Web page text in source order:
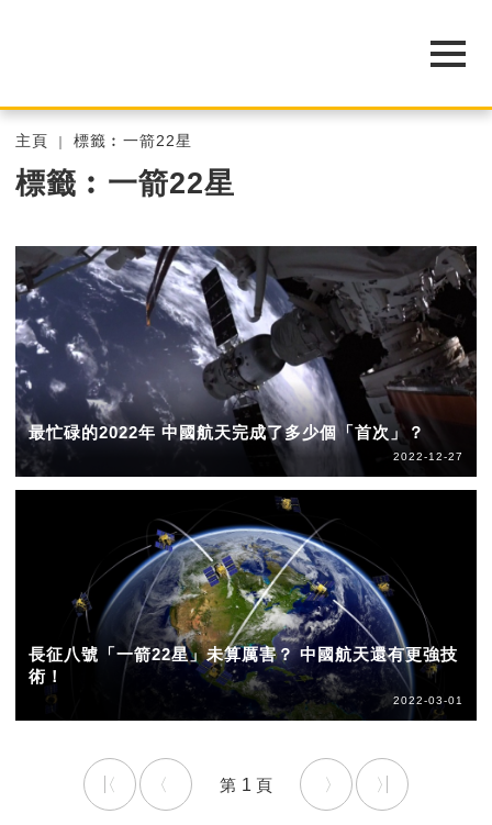
主頁 標籤︰一箭22星
標籤︰一箭22星
最忙碌的2022年 中國航天完成了多少個「首次」？
2022-12-27
長征八號「一箭22星」未算厲害？ 中國航天還有更強技
術！
2022-03-01
1